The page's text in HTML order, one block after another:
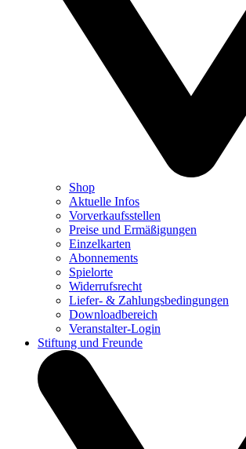
Shop
Aktuelle Infos
Vorverkaufsstellen
Preise und Ermäßigungen
Einzelkarten
Abonnements
Spielorte
Widerrufsrecht
Liefer- & Zahlungsbedingungen
Downloadbereich
Veranstalter-Login
Stiftung und Freunde